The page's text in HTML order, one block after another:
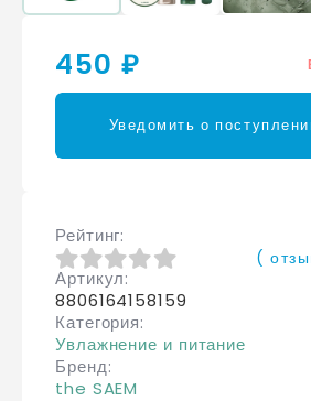
450 ₽
Уведомить о
Рейтинг
0из 5
(
Артикул
8806164158159
Категория
Увлажнение и питание
Бренд
the SAEM